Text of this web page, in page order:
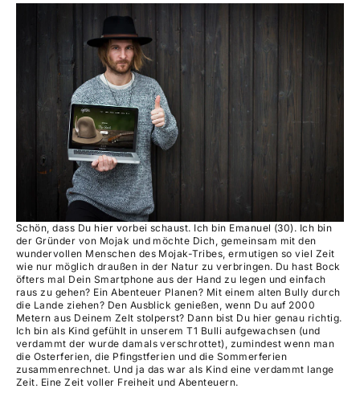
Schön, dass Du hier vorbei schaust. Ich bin Emanuel (30). Ich bin
der Gründer von Mojak und möchte Dich, gemeinsam mit den
wundervollen Menschen des Mojak-Tribes, ermutigen so viel Zeit
wie nur möglich draußen in der Natur zu verbringen. Du hast Bock
öfters mal Dein Smartphone aus der Hand zu legen und einfach
raus zu gehen? Ein Abenteuer Planen? Mit einem alten Bully durch
die Lande ziehen? Den Ausblick genießen, wenn Du auf 2000
Metern aus Deinem Zelt stolperst? Dann bist Du hier genau richtig.
Ich bin als Kind gefühlt in unserem T1 Bulli aufgewachsen (und
verdammt der wurde damals verschrottet), zumindest wenn man
die Osterferien, die Pfingstferien und die Sommerferien
zusammenrechnet. Und ja das war als Kind eine verdammt lange
Zeit. Eine Zeit voller Freiheit und Abenteuern.